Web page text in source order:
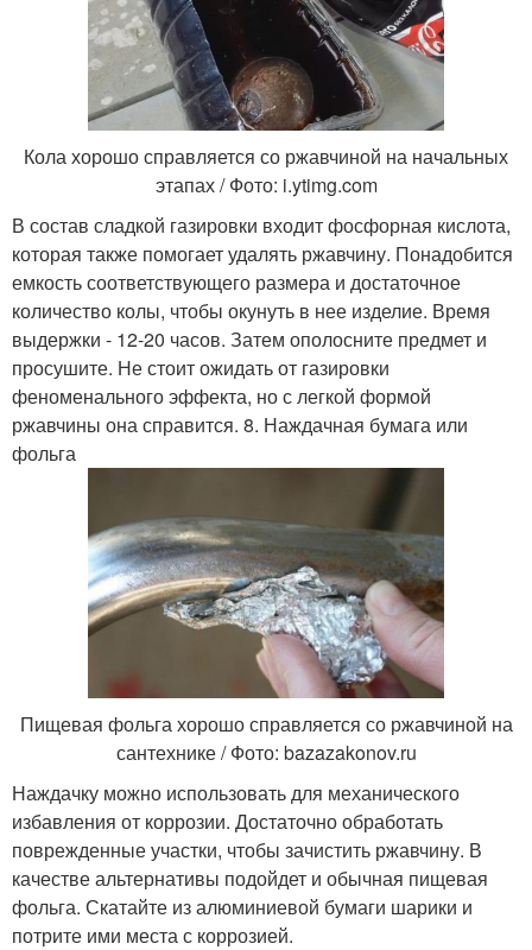
Кола хорошо справляется со ржавчиной на начальных
этапах / Фото: i.ytimg.com
В состав сладкой газировки входит фосфорная кислота,
которая также помогает удалять ржавчину. Понадобится
емкость соответствующего размера и достаточное
количество колы, чтобы окунуть в нее изделие. Время
выдержки - 12-20 часов. Затем ополосните предмет и
просушите. Не стоит ожидать от газировки
феноменального эффекта, но с легкой формой
ржавчины она справится. 8. Наждачная бумага или
фольга
Пищевая фольга хорошо справляется со ржавчиной на
сантехнике / Фото: bazazakonov.ru
Наждачку можно использовать для механического
избавления от коррозии. Достаточно обработать
поврежденные участки, чтобы зачистить ржавчину. В
качестве альтернативы подойдет и обычная пищевая
фольга. Скатайте из алюминиевой бумаги шарики и
потрите ими места с коррозией.